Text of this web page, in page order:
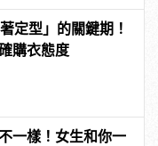
定型」的關鍵期！
購衣態度
一樣！女生和你一